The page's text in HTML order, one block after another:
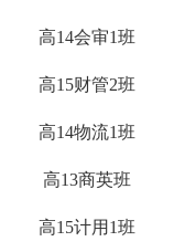
高14会审1班
高15财管2班
高14物流1班
高13商英班
高15计用1班